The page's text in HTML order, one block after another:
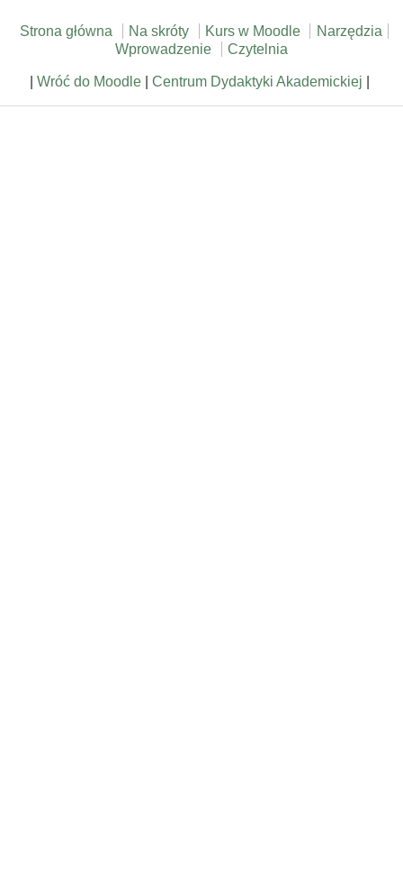
Strona główna Na skróty Kurs w Moodle
Narzędzia
Wprowadzenie
Czytelnia
Wróć do Moodle Centrum Dydaktyki Akademickiej